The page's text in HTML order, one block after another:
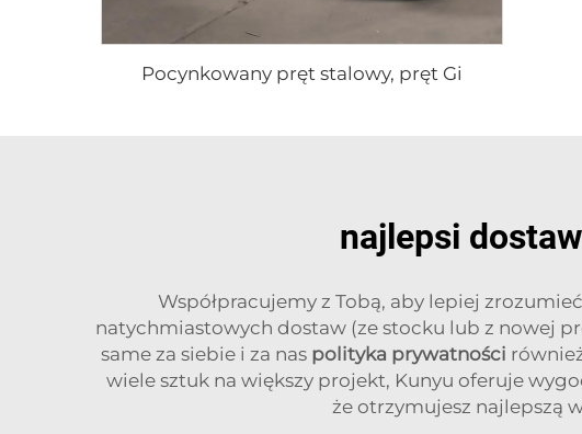
Pocynkowany pręt stalowy, pręt Gi
najlepsi
Współpracujemy z Tobą, aby lepiej
natychmiastowych dostaw (ze stocku lub z nowej
same za siebie i za nas polityka prywatności
wiele sztuk na większy projekt, Kunyu oferuje
że otrzymujesz najlepszą